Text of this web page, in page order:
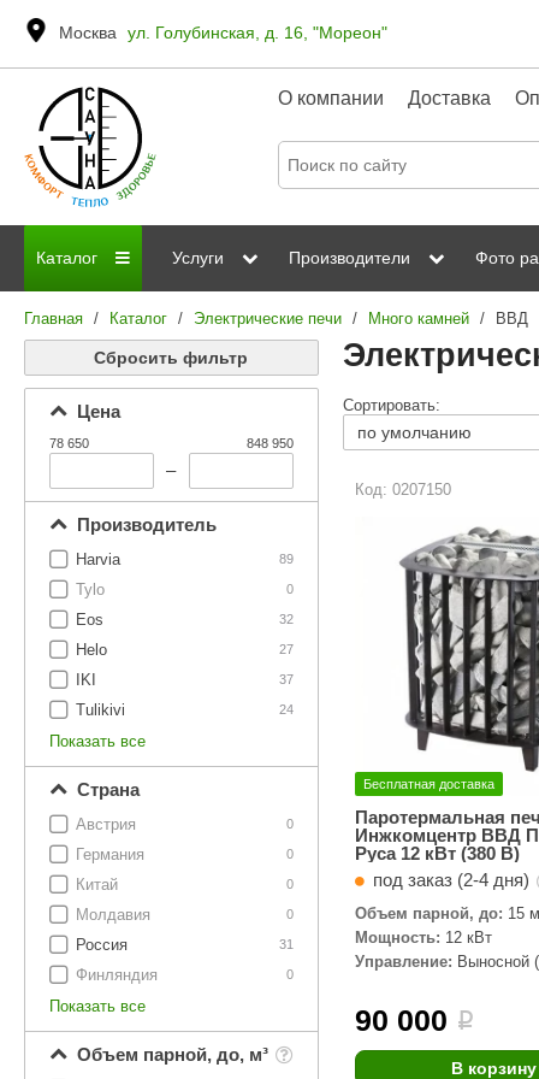
Москва ул. Голубинская, д. 16, "Мореон"
О компании Доставка
Каталог
Дровяные печи
Электрические печи
Камни для печей
Двери для сауны
Аксессуары
Ароматерапия
Аудио/Акустика
Освещение
Дерево для бани
Услуги
Сауны
ИК сауны
Производители
Grandis Born
Kastor Sawo
Steam and Water
SPA-Технология Lacoform
Иди в Баню Composit
Spitzner Baneum
Mondex ASTON
Black Banya Баня
TechHolland Helo
IKI Tulikivi
Blumenberg WDT
HygroMatik Schiedel
Kusaterm Craft
Klover Maestro
KERKES
Фото
Главная / Каталог / Электрические печи / Много камней / ВВД
Сбросить фильтр
Цена
78 650
–
848 950
Производитель
89
Harvia
0
Tylo
32
Eos
27
Helo
37
IKI
24
Tulikivi
Показать все
Страна
0
Австрия
0
Германия
0
Китай
0
Молдавия
31
Россия
0
Финляндия
Показать все
Объем парной, до, м³
Сортировать:
Код: 0207150
Бесплатная доставка
Паротермальная
Инжкомцентр ВВД
Руса 12 кВт (380 В)
под заказ (2-4 дня)
Объем парной, до: 15
Мощность: 12 кВт
Управление: Выносной
90 000 i
В корзину